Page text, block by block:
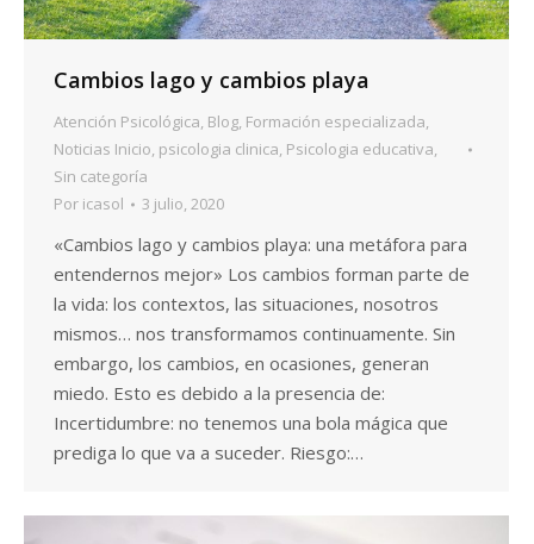
Cambios lago y cambios playa
Atención Psicológica, Blog, Formación especializada,
Noticias Inicio, psicologia clinica, Psicologia educativa,
Sin categoría
Por icasol 3 julio, 2020
«Cambios lago y cambios playa: una metáfora para
entendernos mejor» Los cambios forman parte de
la vida: los contextos, las situaciones, nosotros
mismos… nos transformamos continuamente. Sin
embargo, los cambios, en ocasiones, generan
miedo. Esto es debido a la presencia de:
Incertidumbre: no tenemos una bola mágica que
prediga lo que va a suceder. Riesgo:…